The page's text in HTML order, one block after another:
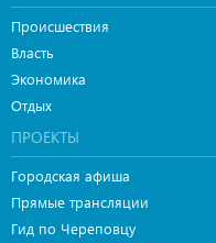
Происшествия
Власть
Экономика
Отдых
ПРОЕКТЫ
Городская афиша
Прямые трансляции
Гид по Череповцу